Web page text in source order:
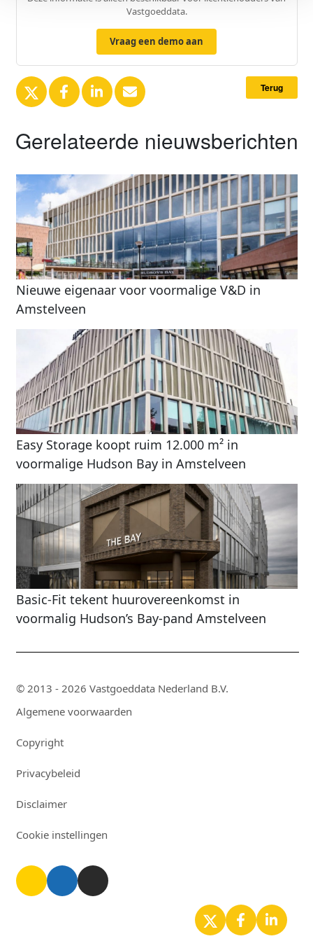
Vastgoeddata.
Vraag een demo aan
Terug
Gerelateerde nieuwsberichten
Nieuwe eigenaar voor voormalige V&D in
Amstelveen
Easy Storage koopt ruim 12.000 m² in
voormalige Hudson Bay in Amstelveen
Basic-Fit tekent huurovereenkomst in
voormalig Hudson’s Bay-pand Amstelveen
© 2013 - 2026 Vastgoeddata Nederland B.V.
Algemene voorwaarden
Copyright
Privacybeleid
Disclaimer
Cookie instellingen